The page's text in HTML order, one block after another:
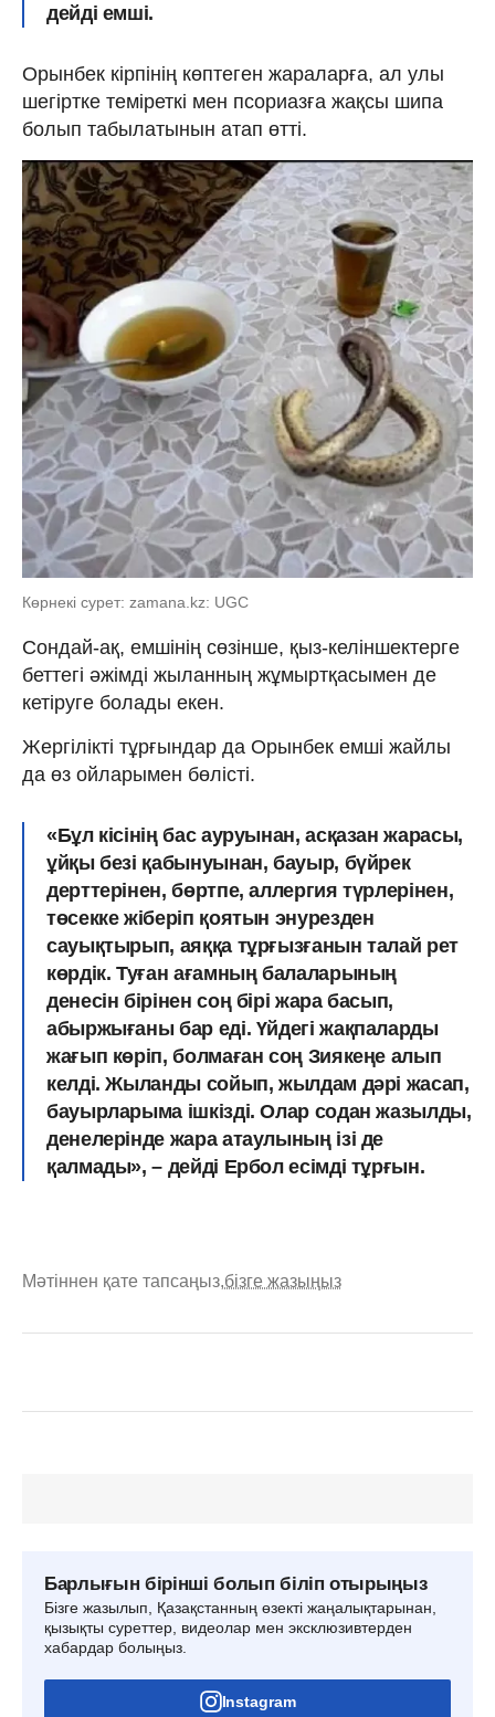
дейді емші.
Орынбек кірпінің көптеген жараларға, ал улы
шегіртке теміреткі мен псориазға жақсы шипа
болып табылатынын атап өтті.
Көрнекі сурет: zamana.kz: UGC
Сондай-ақ, емшінің сөзінше, қыз-келіншектерге
беттегі әжімді жыланның жұмыртқасымен де
кетіруге болады екен.
Жергілікті тұрғындар да Орынбек емші жайлы
да өз ойларымен бөлісті.
«Бұл кісінің бас ауруынан, асқазан жарасы,
ұйқы безі қабынуынан, ба­уыр, бүйрек
дерттерінен, бөртпе, аллергия түрлерінен,
төсекке жіберіп қоятын энурезден
сауықтырып, аяққа тұрғызғанын талай рет
көрдік. Туған ағамның балаларының
денесін бірінен соң бірі жара басып,
абыржығаны бар еді. Үйдегі жақпаларды
жағып көріп, болмаған соң Зиякеңе алып
келді. Жыланды сойып, жылдам дәрі жасап,
бауырларыма ішкізді. Олар содан жазылды,
денелерінде жара атаулының ізі де
қалмады», – дейді Ербол есімді тұрғын.
Мәтіннен қате тапсаңыз,бізге жазыңыз
Барлығын бірінші болып біліп отырыңыз
Бізге жазылып, Қазақстанның өзекті жаңалықтарынан,
қызықты суреттер, видеолар мен эксклюзивтерден
хабардар болыңыз.
Instagram